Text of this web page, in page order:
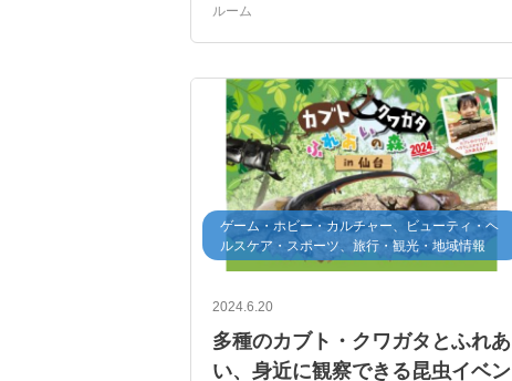
ルーム
ゲーム・ホビー・カルチャー、ビューティ・ヘ
ルスケア・スポーツ、旅行・観光・地域情報
2024.6.20
多種のカブト・クワガタとふれあ
い、身近に観察できる昆虫イベン